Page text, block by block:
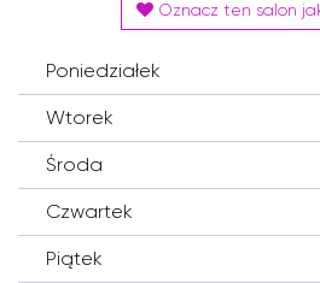
Oznacz ten salon
Poniedziałek
Wtorek
Środa
Czwartek
Piątek